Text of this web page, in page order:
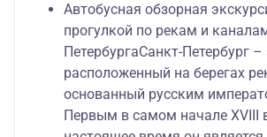
Автобусная обзорная
прогулкой по рекам и
ПетербургаСанкт-Петербург –
расположенный на берегах
основанный русским
Первым в самом начале XVIII